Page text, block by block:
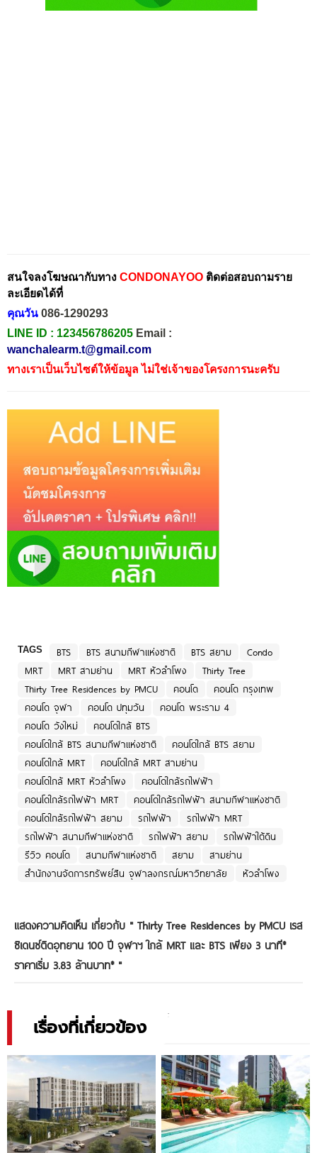
สนใจลงโฆษณากับทาง CONDONAYOO ติดต่อสอบถามราย
ละเอียดได้ที่
คุณวัน 086-1290293
LINE ID : 123456786205 Email :
wanchalearm.t@gmail.com
ทางเราเป็นเว็บไซต์ให้ข้อมูล ไม่ใช่เจ้าของโครงการนะครับ
TAGS BTS BTS สนามกีฬาแห่งชาติ BTS สยาม
Condo
MRT
MRT สามย่าน MRT หัวลำโพง
Thirty Tree
Thirty Tree Residences by PMCU
คอนโด
คอนโด กรุงเทพ
คอนโด จุฬา
คอนโด ปทุมวัน
คอนโด พระราม 4
คอนโด วังใหม่
คอนโดใกล้ BTS
คอนโดใกล้ BTS สนามกีฬาแห่งชาติ
คอนโดใกล้ BTS สยาม
คอนโดใกล้ MRT
คอนโดใกล้ MRT สามย่าน
คอนโดใกล้ MRT หัวลำโพง
คอนโดใกล้รถไฟฟ้า
คอนโดใกล้รถไฟฟ้า MRT
คอนโดใกล้รถไฟฟ้า สนามกีฬาแห่งชาติ
คอนโดใกล้รถไฟฟ้า สยาม
รถไฟฟ้า
รถไฟฟ้า MRT
รถไฟฟ้า สนามกีฬาแห่งชาติ
รถไฟฟ้า สยาม
รถไฟฟ้าใต้ดิน
รีวิว คอนโด
สนามกีฬาแห่งชาติ สยาม
สามย่าน
สำนักงานจัดการทรัพย์สิน จุฬาลงกรณ์มหาวิทยาลัย
หัวลำโพง
แสดงความคิดเห็น เกี่ยวกับ " Thirty Tree Residences by PMCU เรส
ซิเดนซ์ติดอุทยาน 100 ปี จุฬาฯ ใกล้ MRT และ BTS เพียง 3 นาที*
ราคาเริ่ม 3.83 ล้านบาท*"
เรื่องที่เกี่ยวข้อง